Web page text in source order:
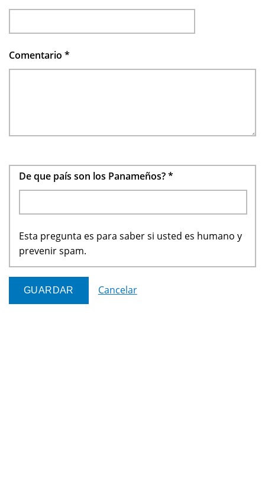
Comentario *
De que país son los Panameños?*
Esta pregunta es para saber si usted es humano y
prevenir spam.
Cancelar